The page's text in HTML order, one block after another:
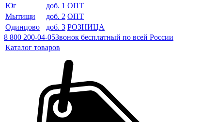
Юг
доб. 1 ОПТ
Мытищи
доб. 2 ОПТ
Одинцово
доб. 3 РОЗНИЦА
8 800 200-04-05Звонок бесплатный по всей России
Каталог товаров